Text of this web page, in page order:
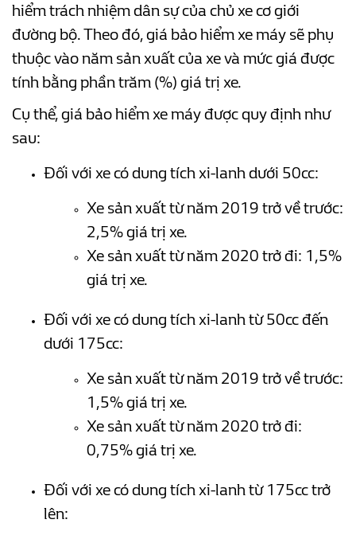
hiểm trách nhiệm dân sự của chủ xe cơ giới
đường bộ. Theo đó, giá bảo hiểm xe máy sẽ phụ
thuộc vào năm sản xuất của xe và mức giá được
tính bằng phần trăm (%) giá trị xe.
Cụ thể, giá bảo hiểm xe máy được quy định như
sau:
Đối với xe có dung tích xi-lanh dưới 50cc:
Xe sản xuất từ năm 2019 trở về trước:
2,5% giá trị xe.
Xe sản xuất từ năm 2020 trở đi: 1,5%
giá trị xe.
Đối với xe có dung tích xi-lanh từ 50cc đến
dưới 175cc:
Xe sản xuất từ năm 2019 trở về trước:
1,5% giá trị xe.
Xe sản xuất từ năm 2020 trở đi:
0,75% giá trị xe.
Đối với xe có dung tích xi-lanh từ 175cc trở
lên: